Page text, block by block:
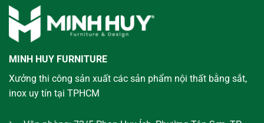
MINH HUY FURNITURE
Xưởng thi công sản xuất các sản phẩm nội thất bằng sắt,
inox uy tín tại TPHCM